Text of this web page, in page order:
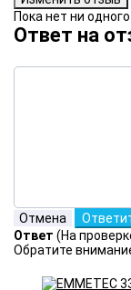
Пока нет ни
Ответ на
Ответ (На
Обратите